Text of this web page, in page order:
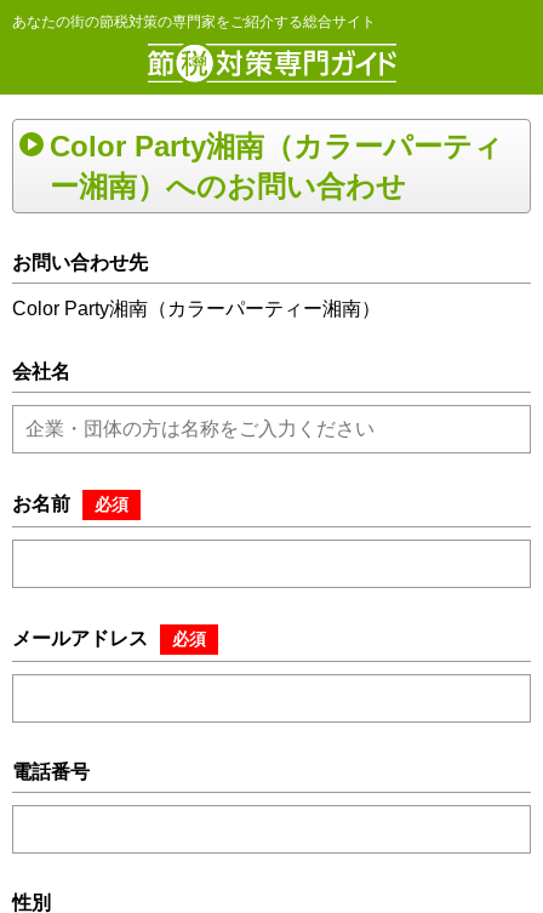
あなたの街の節税対策の専門家をご紹介する総合サイト
Color Party湘南（カラーパーティ
ー湘南）へのお問い合わせ
お問い合わせ先
Color Party湘南（カラーパーティー湘南）
会社名
お名前 必須
メールアドレス 必須
電話番号
性別